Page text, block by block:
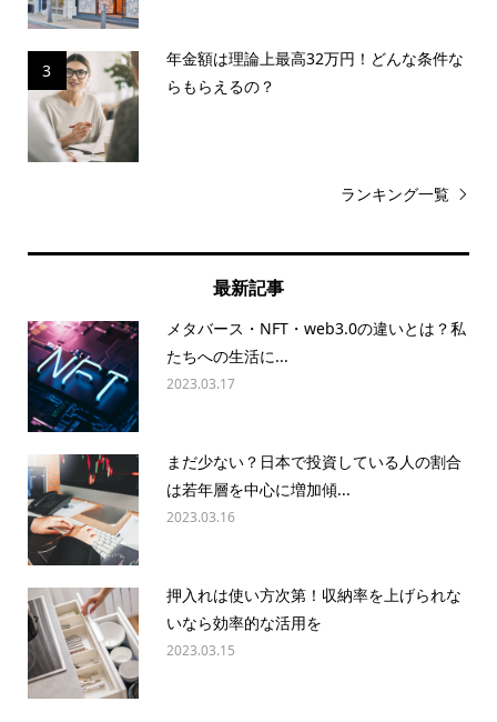
3
年金額は理論上最高32万円！どんな条件な
らもらえるの？
ランキング一覧
最新記事
メタバース・NFT・web3.0の違いとは？私
たちへの生活に...
2023.03.17
まだ少ない？日本で投資している人の割合
は若年層を中心に増加傾...
2023.03.16
押入れは使い方次第！収納率を上げられな
いなら効率的な活用を
2023.03.15